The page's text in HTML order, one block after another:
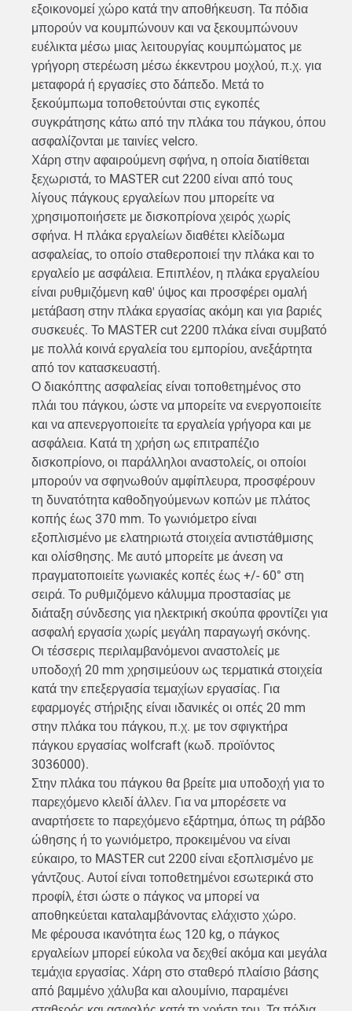
εξοικονομεί χώρο κατά την αποθήκευση. Τα πόδια
μπορούν να κουμπώνουν και να ξεκουμπώνουν
ευέλικτα μέσω μιας λειτουργίας κουμπώματος με
γρήγορη στερέωση μέσω έκκεντρου μοχλού, π.χ. για
μεταφορά ή εργασίες στο δάπεδο. Μετά το
ξεκούμπωμα τοποθετούνται στις εγκοπές
συγκράτησης κάτω από την πλάκα του πάγκου, όπου
ασφαλίζονται με ταινίες velcro.
Χάρη στην αφαιρούμενη σφήνα, η οποία διατίθεται
ξεχωριστά, το MASTER cut 2200 είναι από τους
λίγους πάγκους εργαλείων που μπορείτε να
χρησιμοποιήσετε με δισκοπρίονα χειρός χωρίς
σφήνα. Η πλάκα εργαλείων διαθέτει κλείδωμα
ασφαλείας, το οποίο σταθεροποιεί την πλάκα και το
εργαλείο με ασφάλεια. Επιπλέον, η πλάκα εργαλείου
είναι ρυθμιζόμενη καθ' ύψος και προσφέρει ομαλή
μετάβαση στην πλάκα εργασίας ακόμη και για βαριές
συσκευές. Το MASTER cut 2200 πλάκα είναι συμβατό
με πολλά κοινά εργαλεία του εμπορίου, ανεξάρτητα
από τον κατασκευαστή.
Ο διακόπτης ασφαλείας είναι τοποθετημένος στο
πλάι του πάγκου, ώστε να μπορείτε να ενεργοποιείτε
και να απενεργοποιείτε τα εργαλεία γρήγορα και με
ασφάλεια. Κατά τη χρήση ως επιτραπέζιο
δισκοπρίονο, οι παράλληλοι αναστολείς, οι οποίοι
μπορούν να σφηνωθούν αμφίπλευρα, προσφέρουν
τη δυνατότητα καθοδηγούμενων κοπών με πλάτος
κοπής έως 370 mm. Το γωνιόμετρο είναι
εξοπλισμένο με ελατηριωτά στοιχεία αντιστάθμισης
και ολίσθησης. Με αυτό μπορείτε με άνεση να
πραγματοποιείτε γωνιακές κοπές έως +/- 60° στη
σειρά. Το ρυθμιζόμενο κάλυμμα προστασίας με
διάταξη σύνδεσης για ηλεκτρική σκούπα φροντίζει για
ασφαλή εργασία χωρίς μεγάλη παραγωγή σκόνης.
Οι τέσσερις περιλαμβανόμενοι αναστολείς με
υποδοχή 20 mm χρησιμεύουν ως τερματικά στοιχεία
κατά την επεξεργασία τεμαχίων εργασίας. Για
εφαρμογές στήριξης είναι ιδανικές οι οπές 20 mm
στην πλάκα του πάγκου, π.χ. με τον σφιγκτήρα
πάγκου εργασίας wolfcraft (κωδ. προϊόντος
3036000).
Στην πλάκα του πάγκου θα βρείτε μια υποδοχή για το
παρεχόμενο κλειδί άλλεν. Για να μπορέσετε να
αναρτήσετε το παρεχόμενο εξάρτημα, όπως τη ράβδο
ώθησης ή το γωνιόμετρο, προκειμένου να είναι
εύκαιρο, το MASTER cut 2200 είναι εξοπλισμένο με
γάντζους. Αυτοί είναι τοποθετημένοι εσωτερικά στο
προφίλ, έτσι ώστε ο πάγκος να μπορεί να
αποθηκεύεται καταλαμβάνοντας ελάχιστο χώρο.
Με φέρουσα ικανότητα έως 120 kg, ο πάγκος
εργαλείων μπορεί εύκολα να δεχθεί ακόμα και μεγάλα
τεμάχια εργασίας. Χάρη στο σταθερό πλαίσιο βάσης
από βαμμένο χάλυβα και αλουμίνιο, παραμένει